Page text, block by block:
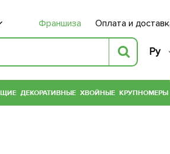
Франшиза Оплата и
Ру
ДЕКОРАТИВНЫЕ ХВОЙНЫЕ КРУПНОМЕРЫ